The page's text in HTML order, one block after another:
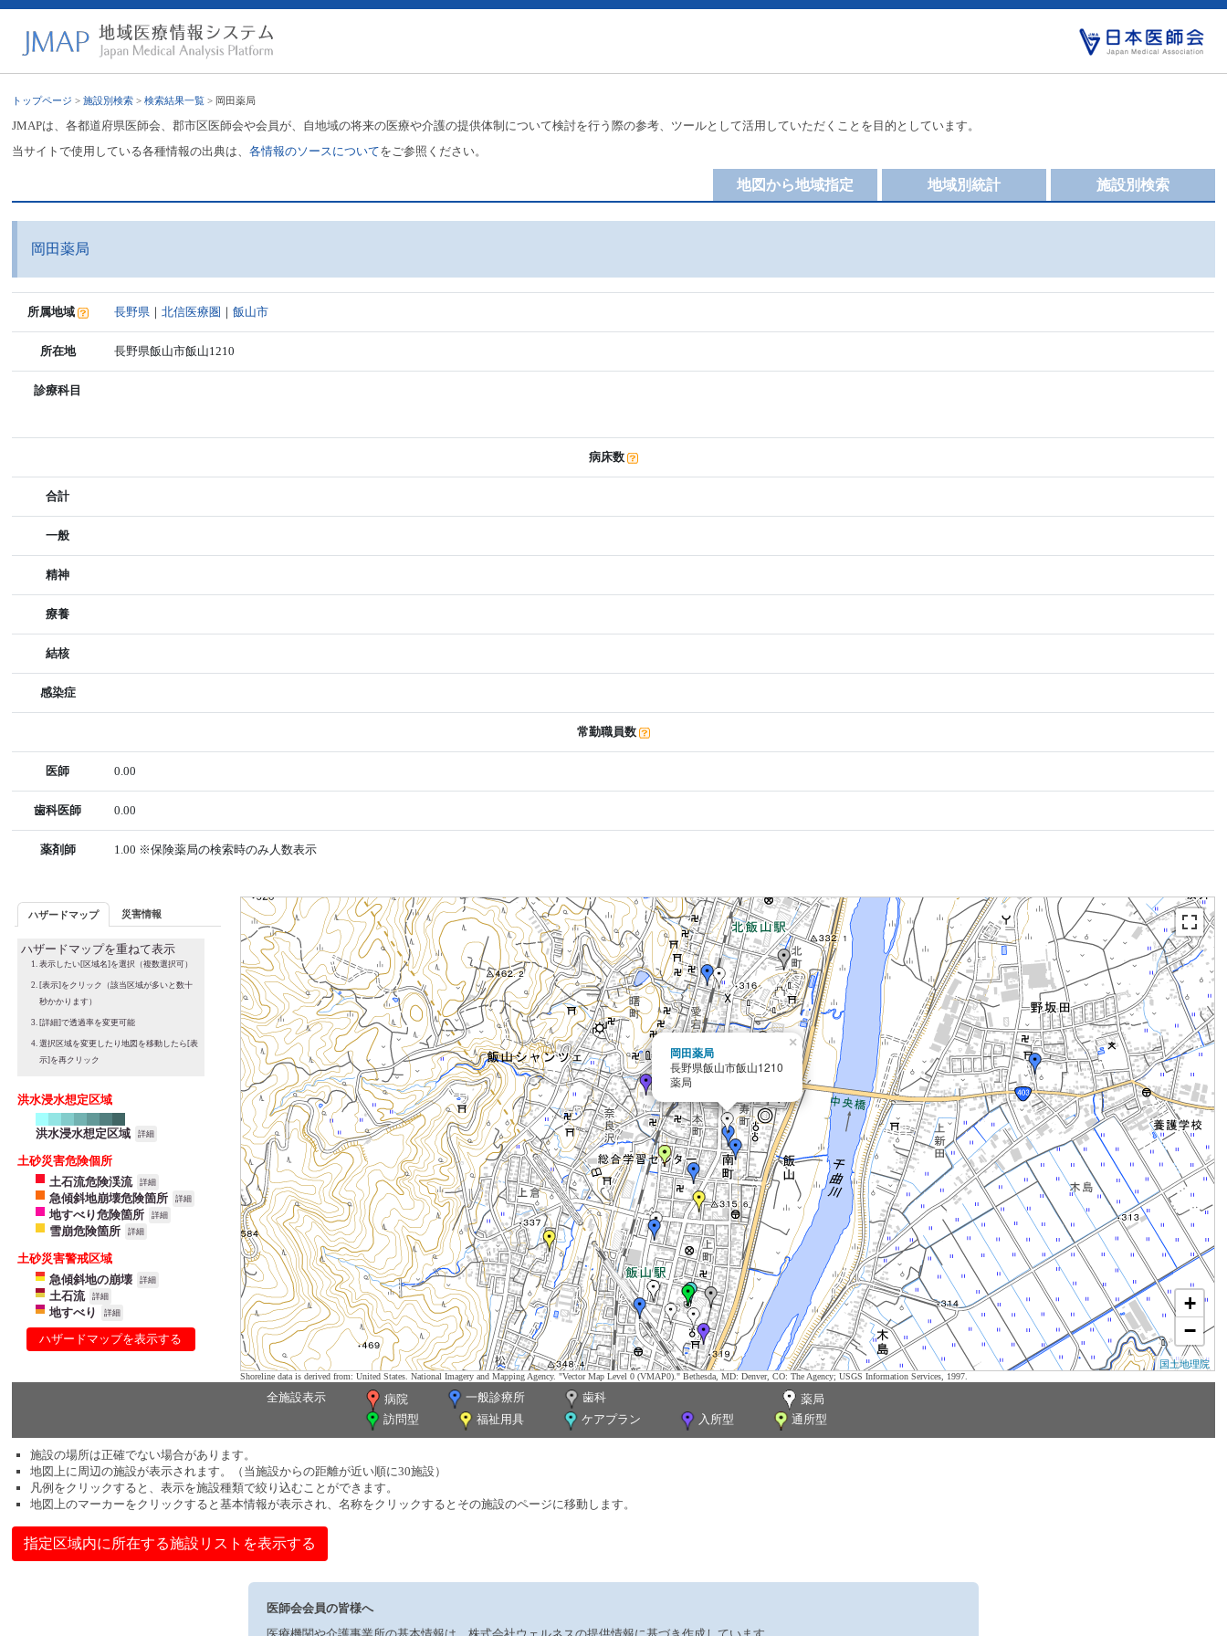
トップページ >施設別検索 >検索結果一覧 > 岡田薬局
JMAPは、各都道府県医師会、郡市区医師会や会員が、自地域の将来の医療や介護の提供体制について検討を行う際の参考、ツールとして活用していただくことを目的としています。
当サイトで使用している各種情報の出典は、各情報のソースについてをご参照ください。
施設別検索
地域別統計
地図から地域指定
岡田薬局
所属地域 長野県 ｜北信医療圏 ｜飯山市
所在地 長野県飯山市飯山1210
診療科目
病床数
合計
一般
精神
療養
結核
感染症
常勤職員数
医師 0.00
歯科医師 0.00
薬剤師 1.00 ※保険薬局の検索時のみ人数表示
ハザードマップ 災害情報
ハザードマップを重ねて表示
表示したい[区域名]を選択（複数選択可）
[表示]をクリック（該当区域が多いと数十
秒かかります）
[詳細]で透過率を変更可能
選択区域を変更したり地図を移動したら[表
示]を再クリック
洪水浸水想定区域
洪水浸水想定区域 詳細
土砂災害危険個所
土石流危険渓流
詳細
急傾斜地崩壊危険箇所 詳細
地すべり危険箇所 詳細
雪崩危険箇所 詳細
土砂災害警戒区域
急傾斜地の崩壊
詳細
土石流 詳細
地すべり 詳細
ハザードマップを表示する
岡田薬局
長野県飯山市飯山1210
薬局
×
+
−
国土地理院
Shoreline data is derived from: United States. National Imagery and Mapping Agency. "Vector Map Level 0 (VMAP0)." Bethesda, MD: Denver, CO: The Agency; USGS Information Services, 1997.
全施設表示 病院 一般診療所 歯科
薬局
訪問型
福祉用具 ケアプラン 入所型 通所型
施設の場所は正確でない場合があります。
地図上に周辺の施設が表示されます。（当施設からの距離が近い順に30施設）
凡例をクリックすると、表示を施設種類で絞り込むことができます。
地図上のマーカーをクリックすると基本情報が表示され、名称をクリックするとその施設のページに移動します。
指定区域内に所在する施設リストを表示する
医師会会員の皆様へ